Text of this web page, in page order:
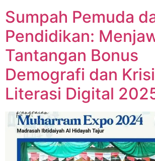
Sumpah Pemuda
Pendidikan:
Tantangan Bonus
Demografi dan
Literasi Digital